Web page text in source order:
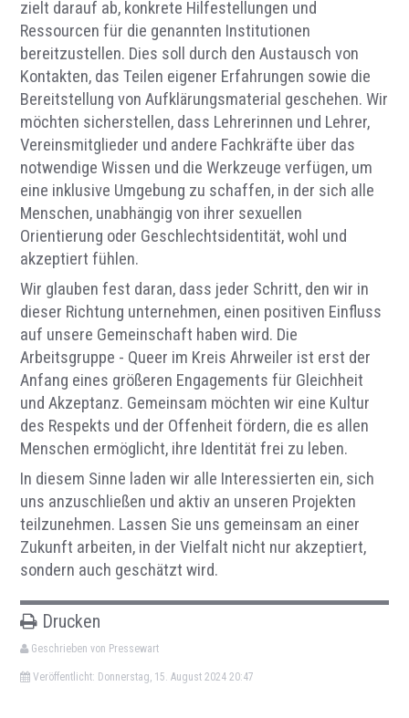
zielt darauf ab, konkrete Hilfestellungen und
Ressourcen für die genannten Institutionen
bereitzustellen. Dies soll durch den Austausch von
Kontakten, das Teilen eigener Erfahrungen sowie die
Bereitstellung von Aufklärungsmaterial geschehen. Wir
möchten sicherstellen, dass Lehrerinnen und Lehrer,
Vereinsmitglieder und andere Fachkräfte über das
notwendige Wissen und die Werkzeuge verfügen, um
eine inklusive Umgebung zu schaffen, in der sich alle
Menschen, unabhängig von ihrer sexuellen
Orientierung oder Geschlechtsidentität, wohl und
akzeptiert fühlen.
Wir glauben fest daran, dass jeder Schritt, den wir in
dieser Richtung unternehmen, einen positiven Einfluss
auf unsere Gemeinschaft haben wird. Die
Arbeitsgruppe - Queer im Kreis Ahrweiler ist erst der
Anfang eines größeren Engagements für Gleichheit
und Akzeptanz. Gemeinsam möchten wir eine Kultur
des Respekts und der Offenheit fördern, die es allen
Menschen ermöglicht, ihre Identität frei zu leben.
In diesem Sinne laden wir alle Interessierten ein, sich
uns anzuschließen und aktiv an unseren Projekten
teilzunehmen. Lassen Sie uns gemeinsam an einer
Zukunft arbeiten, in der Vielfalt nicht nur akzeptiert,
sondern auch geschätzt wird.
Drucken
Geschrieben von Pressewart
Veröffentlicht: Donnerstag, 15. August 2024 20:47